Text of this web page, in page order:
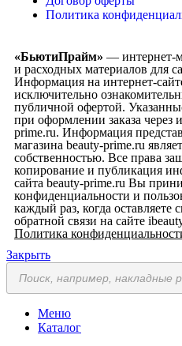
Политика
«БьютиПрайм» — интернет-
и расходных материалов для
Информация на интернет-
исключительно
публичной офертой.
при оформлении заказа через
prime.ru. Информация
магазина beauty-prime.ru
собственностью. Все права
копирование и публикация
сайта beauty-prime.ru Вы
конфиденциальности и
каждый раз, когда
обратной связи на сайте
Политика
Закрыть
Меню
Каталог